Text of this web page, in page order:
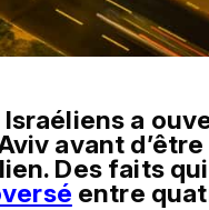
a
avant d’être
Des faits qui
entre